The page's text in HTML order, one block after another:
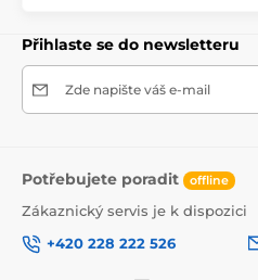
Bezpečné zabalení
Součástí balení je také
nás obdržíte lepidlo zdarma.
Stáhnout návod
Přihlaste se do newsletteru
Zde napište váš e-mail
Potřebujete poradit offline
Zákaznický servis je k dispozici
+420 228 222 526